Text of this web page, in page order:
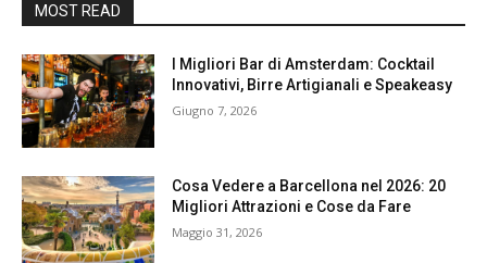
MOST READ
I Migliori Bar di Amsterdam: Cocktail
Innovativi, Birre Artigianali e Speakeasy
Giugno 7, 2026
Cosa Vedere a Barcellona nel 2026: 20
Migliori Attrazioni e Cose da Fare
Maggio 31, 2026